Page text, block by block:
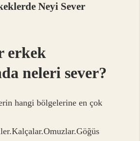
Neyi Sever
erkek
neleri sever?
hangi bölgelerine en çok